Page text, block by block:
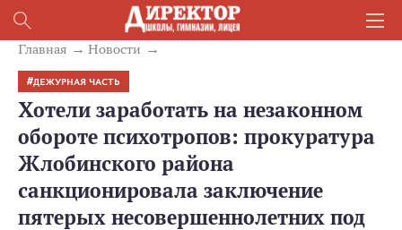
Главная Новости
ДЕЖУРНАЯ ЧАСТЬ
Хотели заработать на незаконном
обороте психотропов: прокуратура
Жлобинского района
санкционировала заключение
пятерых несовершеннолетних под